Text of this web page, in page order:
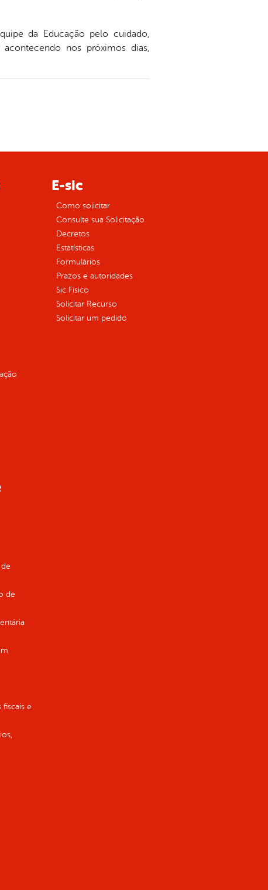
da Educação pelo cuidado,
nos próximos dias,
E-sic
Como solicitar
Consulte sua Solicitação
Decretos
Estatísticas
Formulários
Prazos e autoridades
Sic Físico
Solicitar Recurso
Solicitar um pedido
de
e